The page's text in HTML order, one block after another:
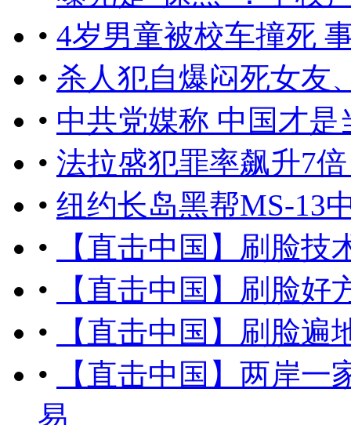
• 4岁男童被校车撞死
• 杀人犯自爆闷死女友
• 中共党媒称 中国才
• 法拉盛犯罪率飙升7
• 纽约长岛黑帮MS-13
•
【直击中国】刷脸
•
【直击中国】刷脸
•
【直击中国】刷脸
•
【直击中国】两岸
易